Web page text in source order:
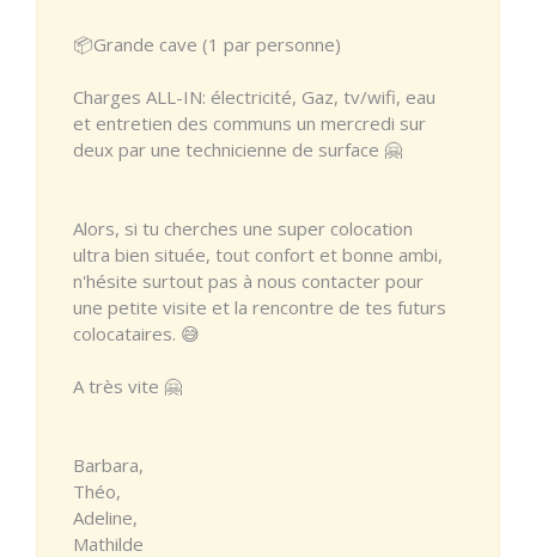
📦Grande cave (1 par personne)
Charges ALL-IN: électricité, Gaz, tv/wifi, eau
et entretien des communs un mercredi sur
deux par une technicienne de surface 🤗
Alors, si tu cherches une super colocation
ultra bien située, tout confort et bonne ambi,
n'hésite surtout pas à nous contacter pour
une petite visite et la rencontre de tes futurs
colocataires. 😅
A très vite 🤗
Barbara,
Théo,
Adeline,
Mathilde